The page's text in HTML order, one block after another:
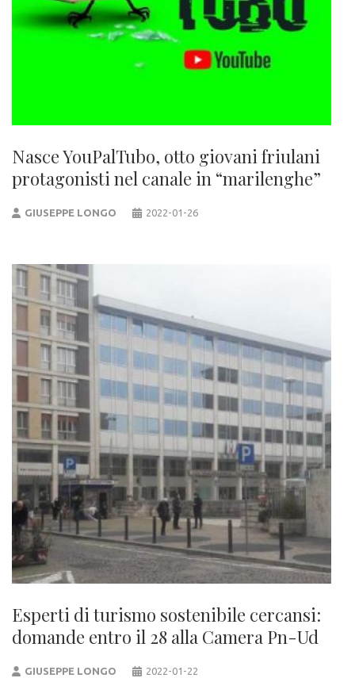
Nasce YouPalTubo, otto giovani friulani
protagonisti nel canale in “marilenghe”
GIUSEPPE LONGO 2022-01-26
Esperti di turismo sostenibile cercansi:
domande entro il 28 alla Camera Pn-Ud
GIUSEPPE LONGO 2022-01-22